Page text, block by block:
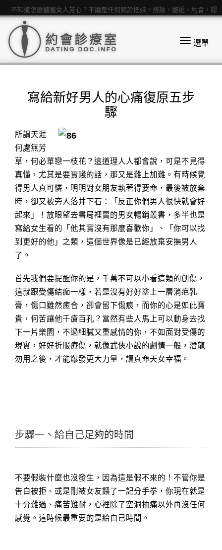
不知道怎麼擄獲女人芳心？不論是任何關於把妹，搭訕，邂逅，約會，認
識女孩，親熱，追女生等話題都歡迎來提問
選單
寫給新好男人的心痛復原五步
驟
所謂天涯
何處無芳
草，何必單戀一枝花？這道理人人都會說，可是不見得
真懂，尤其是要實踐的話，那又是難上加難。有時候覺
得男人真可憐，明明對女朋友執著得要命，最後被放棄
時，卻又被旁人落井下石：「反正你們男人很快就會好
起來」！放眼望去書局裡賣的男女暢銷叢書，多半也是
寫給女生看的「他其實沒有那麼喜歡你」、「你可以找
到更好的他」之類，這個世界像是已經放棄安撫男人
了。
首先我們要提醒你的是，千萬不可以小看這類的創傷，
這就跟受傷結痂一樣，若是沒有好好塗上一層消疤乳
膏，傷口雖然癒合，卻會留下傷痕，而你的心是如此寶
貴，何苦讓他千瘡百孔？當然有些人馬上可以動身去找
下一片樂園，不過細膩又重感情的你，不如面對受傷的
現實，好好折服療傷，就像武俠小說的劇情一般，潛龍
勿用之後，才能爆發更大力量，讓真命天女幸福。
步驟一、給自己足夠的時間
不要假裝什麼也沒發生，因為這是假不來的！不管你是
告白被拒、或是剛被女友餵了一記分手拳，你現在就是
十分難過、痛苦難耐，心裡除了空洞抽痛以外再沒任何
感覺。這時候最重要的是給自己時間。